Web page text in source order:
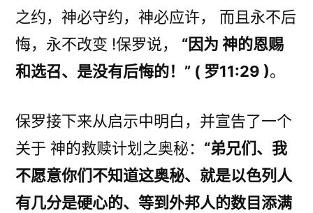
之约，神必守约，神必应许， 而且永不后
悔，永不改变 !保罗说， “因为 神的恩赐
和选召、是没有后悔的！” ( 罗11:29 )。
保罗接下来从启示中明白，并宣告了一个
关于 神的救赎计划之奥秘： “弟兄们、我
不愿意你们不知道这奥秘、就是以色列人
有几分是硬心的、等到外邦人的数目添满